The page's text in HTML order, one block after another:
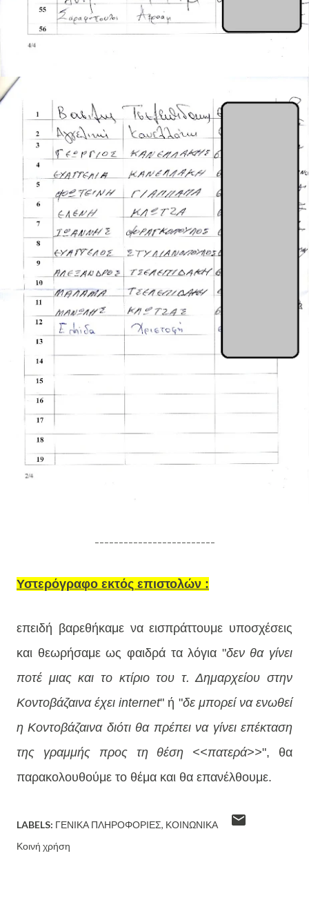
-------------------------
Υστερόγραφο εκτός επιστολών :
επειδή βαρεθήκαμε να εισπράττουμε υποσχέσεις
και θεωρήσαμε ως φαιδρά τα λόγια "δεν θα γίνει
ποτέ μιας και το κτίριο του τ. Δημαρχείου στην
Κοντοβάζαινα έχει internet" ή "δε μπορεί να ενωθεί
η Κοντοβάζαινα διότι θα πρέπει να γίνει επέκταση
της γραμμής προς τη θέση <<πατερά>>", θα
παρακολουθούμε το θέμα και θα επανέλθουμε.
LABELS: ΓΕΝΙΚΆ ΠΛΗΡΟΦΟΡΊΕΣ ΚΟΙΝΩΝΙΚΆ
Κοινή χρήση